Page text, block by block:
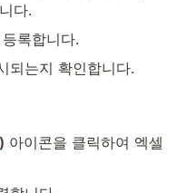
다.
록합니다.
되는지 확인합니다.
아이콘을 클릭하여 엑셀